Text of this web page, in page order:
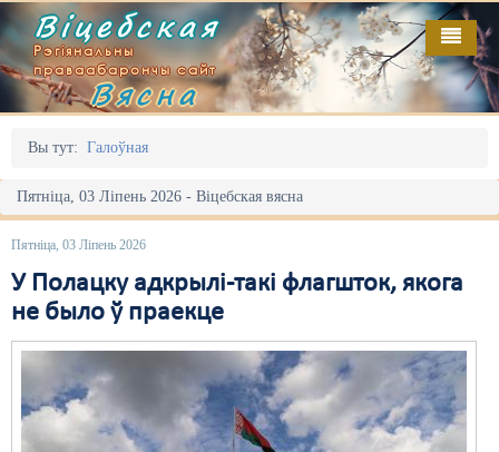
Віцебская
Рэгіянальны
праваабарончы сайт
Вясна
Вы тут: Галоўная
Пятніца, 03 Ліпень 2026 - Віцебская вясна
Пятніца, 03 Ліпень 2026
У Полацку адкрылі-такі флагшток, якога
не было ў праекце
Галоўная
Адміністрацыйны перасьлед
Акцыі
Выбары
Грамадзянскія ініцыятывы
Дзяржава
Дыскрымінацыя
Выданьні
Відэа
Пра нас
RSS